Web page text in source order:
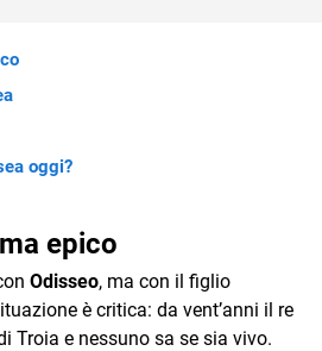
oggi?
epico
Odisseo, ma con il figlio
è critica: da vent’anni il re
Troia e nessuno sa se sia vivo.